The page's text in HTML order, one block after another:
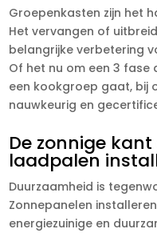
Groepenkasten zijn het
Het vervangen of
belangrijke verbetering
Of het nu om een 3
een kookgroep gaat, bij
nauwkeurig en
De zonnige
laadpalen
Duurzaamheid is
Zonnepanelen
energiezuinige en